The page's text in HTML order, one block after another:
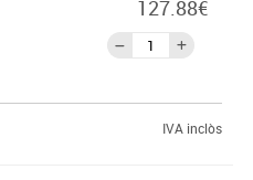
127.88€
IVA inclòs